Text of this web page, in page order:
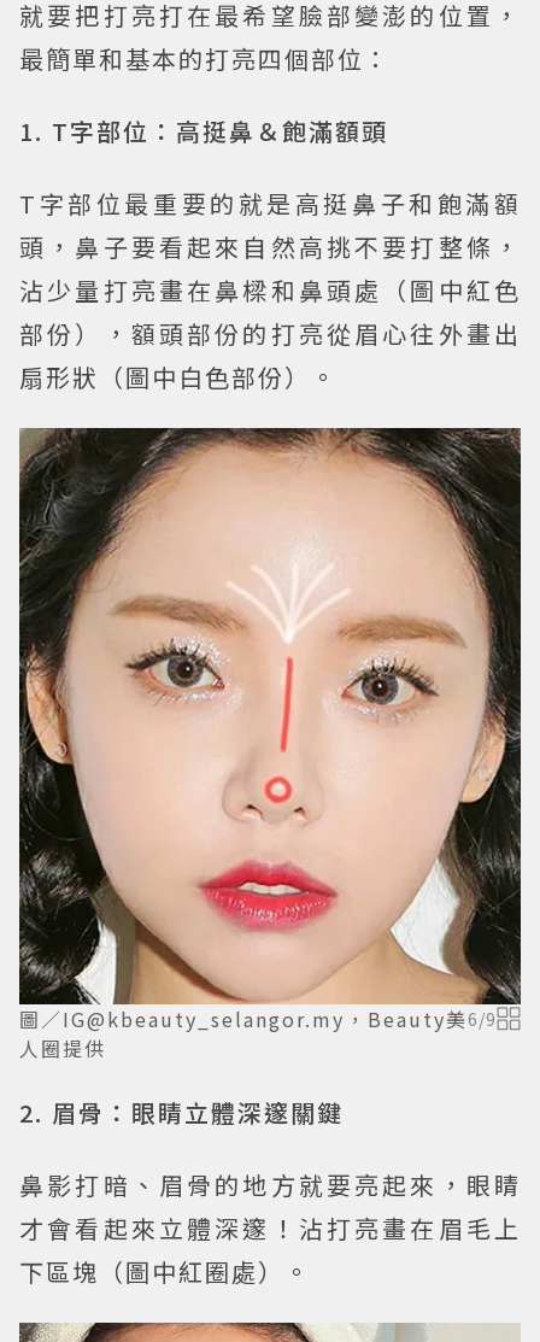
就要把打亮打在最希望臉部變澎的位置，
最簡單和基本的打亮四個部位：
1. T字部位：高挺鼻＆飽滿額頭
T字部位最重要的就是高挺鼻子和飽滿額
頭，鼻子要看起來自然高挑不要打整條，
沾少量打亮畫在鼻樑和鼻頭處（圖中紅色
部份），額頭部份的打亮從眉心往外畫出
扇形狀（圖中白色部份）。
圖／IG@kbeauty_selangor.my，Beauty美
人圈提供
6/9
2. 眉骨：眼睛立體深邃關鍵
鼻影打暗、眉骨的地方就要亮起來，眼睛
才會看起來立體深邃！沾打亮畫在眉毛上
下區塊（圖中紅圈處）。